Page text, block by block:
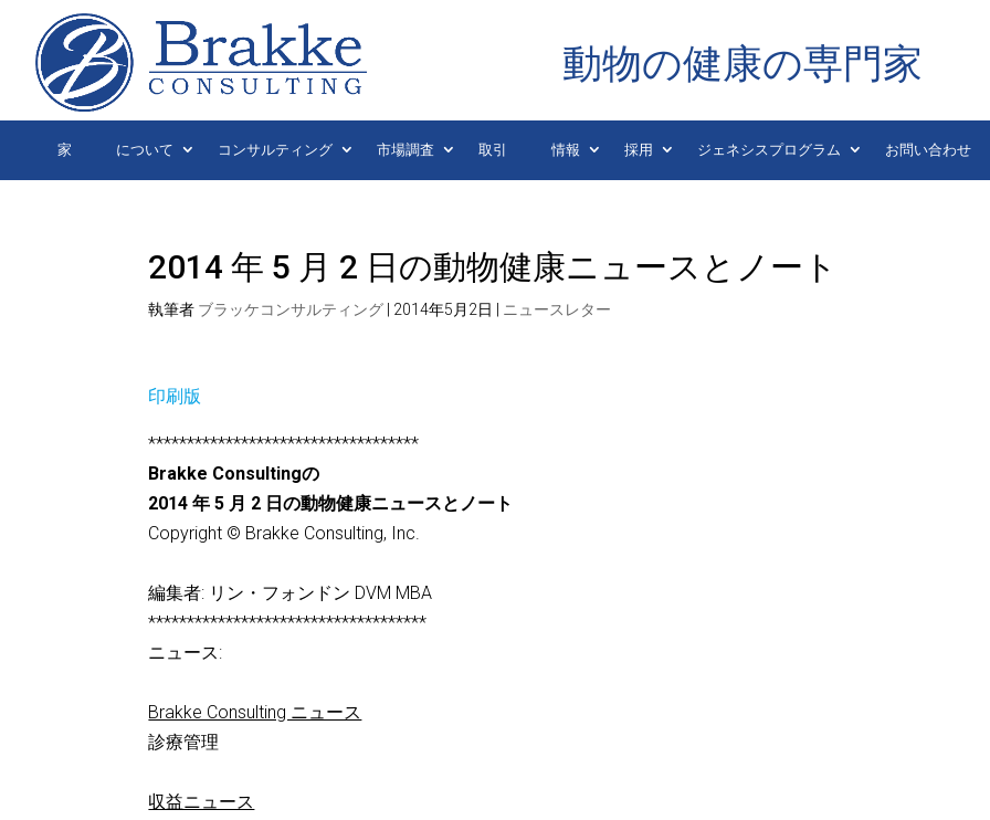
動物の健康の専門家
家 について コンサルティング 市場調査 取引 情報 採用 ジェネシスプログラム お問い合わせ
2014 年 5 月 2 日の動物健康ニュースとノート
執筆者 ブラッケコンサルティング 2014年5月2日 ニュースレター
印刷版
***********************************
Brakke Consultingの
2014 年 5 月 2 日の動物健康ニュースとノート
Copyright © Brakke Consulting, Inc.
編集者: リン・フォンドン DVM MBA
************************************
ニュース:
Brakke Consulting ニュース
診療管理
収益ニュース